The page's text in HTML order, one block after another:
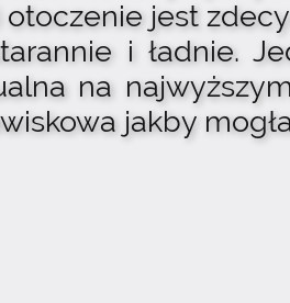
otoczenie jest
i ładnie.
na
jakby